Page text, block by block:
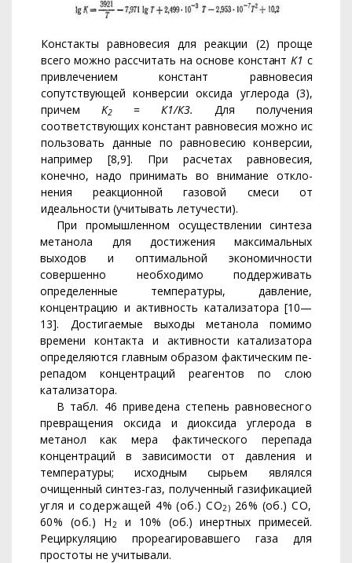
Констакты равновесия для реакции (2) проще
всего можно рассчи­тать на основе констант K1с
привлечением констант равновесия
сопутствующей конверсии оксида углерода (3),
причем K2= К1/К3. Для получения
соответствующих констант равновесия можно ис­
пользовать данные по равновесию конверсии,
например [8,9]. Прирасчетах равновесия,
конечно, надо принимать во внимание откло­
нения реакционной газовой смеси от
идеальности (учитывать лету­чести).
При промышленном осуществлении синтеза
метанола для до­стижения максимальных
выходов и оптимальной экономичности
совершенно необходимо поддерживать
определенные температуры, давление,
концентрацию и активность катализатора [10—
13]. До­стигаемые выходы метанола помимо
времени контакта и активно­сти катализатора
определяются главным образом фактическим пе­
репадом концентраций реагентов по слою
катализатора.
В табл. 46 приведена степень равновесного
превращения оксида и диоксида углерода в
метанол как мера фактического перепада
концентраций в зависимости от давления и
температуры; исходнымсырьем являлся
очищенный синтез-газ, полученный газификацией
угля и содержащей 4% (об.) СО2) 26% (об.) СО,
60% (об.) Н2 и 10% (об.) инертных примесей.
Рециркуляцию прореагировавшего газа для
простоты не учитывали.